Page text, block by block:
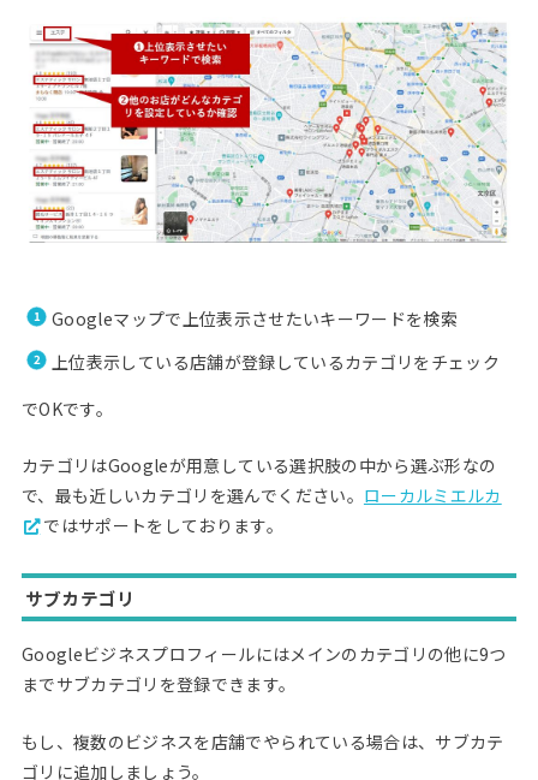
Googleマップで上位表示させたいキーワードを検索
上位表示している店舗が登録しているカテゴリをチェック
でOKです。
カテゴリはGoogleが用意している選択肢の中から選ぶ形なの
で、最も近しいカテゴリを選んでください。 ローカルミエルカ
ではサポートをしております。
サブカテゴリ
Googleビジネスプロフィールにはメインのカテゴリの他に9つ
までサブカテゴリを登録できます。
もし、複数のビジネスを店舗でやられている場合は、サブカテ
ゴリに追加しましょう。